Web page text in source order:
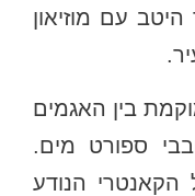
היטב עם מוזיאון
בין האגמים
ספורט מים.
הנודע